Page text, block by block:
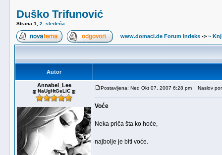
Duško Trifunović
Strana 1 2 sledeća
www.domaci.de Forum Indeks -> ~
Autor
Annabel_Lee
ஐ NaUgHtGeLiC ஐ
Postavljena: Ned Okt 07, 2007 6:28 pm Naslov
Voće
Neka priča šta ko hoće,
najbolje je biti voće.